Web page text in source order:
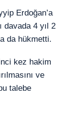
Erdoğan’a
davada 4 yıl 2
da hükmetti.
kez hakim
ve
talebe